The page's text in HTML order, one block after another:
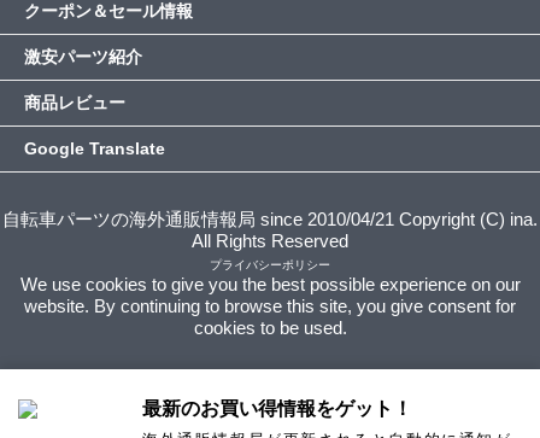
クーポン＆セール情報
激安パーツ紹介
商品レビュー
Google Translate
自転車パーツの海外通販情報局 since 2010/04/21 Copyright (C) ina.
All Rights Reserved
プライバシーポリシー
We use cookies to give you the best possible experience on our
website. By continuing to browse this site, you give consent for
cookies to be used.
最新のお買い得情報をゲット！